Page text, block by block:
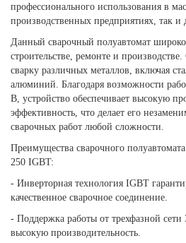
профессионального использования в
производственных предприятиях, так
Данный сварочный полуавтомат
строительстве, ремонте и
сварку различных металлов, включая
алюминий. Благодаря возможности
В, устройство обеспечивает высокую
эффективность, что делает его
сварочных работ любой сложности.
Преимущества сварочного
250 IGBT:
- Инверторная технология IGBT
качественное сварочное соединение.
- Поддержка работы от трехфазной сети
высокую производительность.